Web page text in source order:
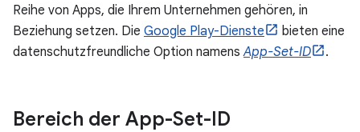
Reihe von Apps, die Ihrem Unternehmen gehören, in
Beziehung setzen. Die Google Play-Dienste
bieten eine
datenschutzfreundliche Option namensApp-Set-ID .
Bereich der App-Set-ID